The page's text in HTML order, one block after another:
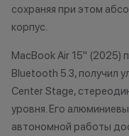
3. Скидка при
устройства Apple. Все
могут
нового гаджета
Ограничений по
нет-только вы
устройство Apple
сохраняя при этом
корпус.
MacBook Air 15" (2025)
Bluetooth 5.3, получил
Center Stage,
уровня. Его
автономной работы